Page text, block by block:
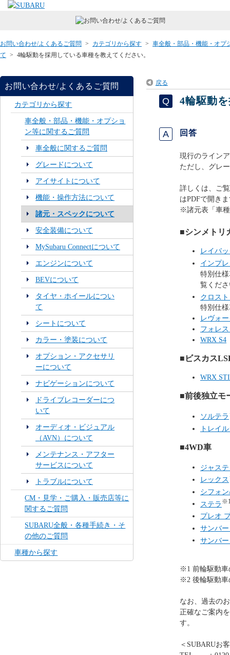
お問い合わせ/よくあるご質問 > カテゴリから探す > 車全般・部品・機能・オプ
て > 4輪駆動を採用している車種を教えてください。
お問い合わせ/よくあるご質問
カテゴリから探す
車全般・部品・機能・オプショ
ン等に関するご質問
車全般に関するご質問
グレードについて
アイサイトについて
機能・操作方法について
諸元・スペックについて
安全装備について
MySubaru Connectについて
エンジンについて
BEVについて
タイヤ・ホイールについ
て
シートについて
カラー・塗装について
オプション・アクセサリ
ーについて
ナビゲーションについて
ドライブレコーダーにつ
いて
オーディオ・ビジュアル
（AVN）について
メンテナンス・アフター
サービスについて
トラブルについて
CM・見学・ご購入・販売店等に
関するご質問
SUBARU全般・各種手続き・そ
の他のご質問
車種から探す
戻る
4輪駆動
回答
現行のライン
ただし、グレ
詳しくは、ご
はPDFで開き
※諸元表「車
■シンメトリ
レイバ
インプ
特別仕様
覧くだ
クロス
特別仕
レヴォ
フォレ
WRX S4
■ビスカス
WRX
■前後独立モ
ソルテラ
トレイ
■4WD車
ジャス
レックス
シフォ
ステラ
プレオ
サンバ
サンバ
※1 前輪駆動車
※2 後輪駆動車
なお、過去の
正確なご案内
す。
＜SUBARUお